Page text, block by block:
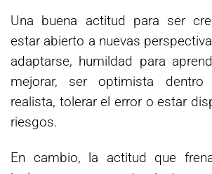
Una buena actitud para ser
estar abierto a nuevas
adaptarse, humildad para
mejorar, ser optimista
realista, tolerar el error o estar
riesgos.
En cambio, la actitud que